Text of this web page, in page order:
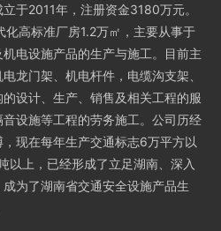
于2011年，注册资金3180万元。
高标准厂房1.2万㎡，主要从事于
电设施产品的生产与施工。目前主
龙门架、机电杆件，电缆沟支架、
设计、生产、销售及相关工程的服
设施等工程的劳务施工。公司历经
现在每年生产交通标志6万平方以
以上，已经形成了立足湖南、深入
为了湖南省交通安全设施产品生